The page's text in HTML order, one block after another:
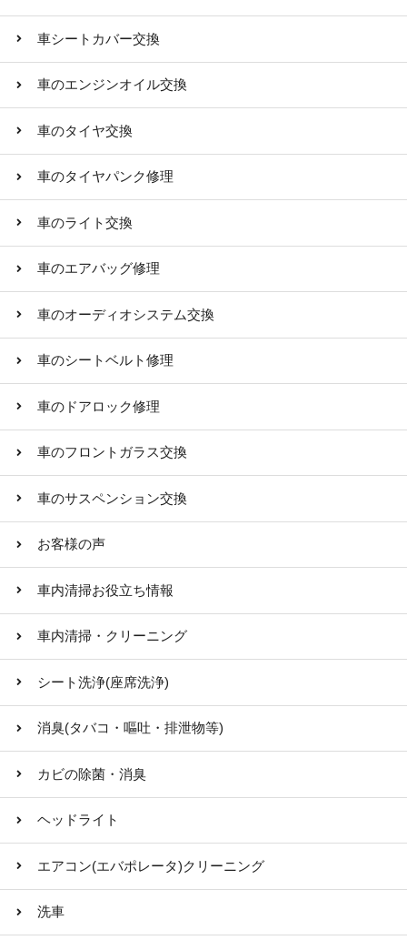
車シートカバー交換
車のエンジンオイル交換
車のタイヤ交換
車のタイヤパンク修理
車のライト交換
車のエアバッグ修理
車のオーディオシステム交換
車のシートベルト修理
車のドアロック修理
車のフロントガラス交換
車のサスペンション交換
お客様の声
車内清掃お役立ち情報
車内清掃・クリーニング
シート洗浄(座席洗浄)
消臭(タバコ・嘔吐・排泄物等)
カビの除菌・消臭
ヘッドライト
エアコン(エバポレータ)クリーニング
洗車